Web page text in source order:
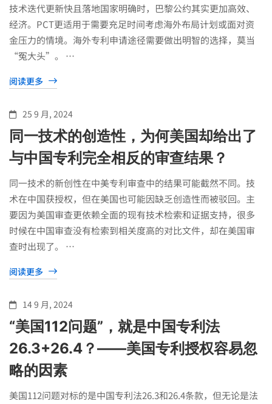
技术迭代更新快且落地国家明确时，巴黎公约其实更加高效、
经济。PCT更适用于需要充足时间考虑海外布局计划或面对资
金压力的情境。海外专利申请途径需要做出明智的选择，莫当
“冤大头”。 …
阅读更多
25 9 月, 2024
同一技术的创造性，为何美国却给出了
与中国专利完全相反的审查结果？
同一技术的新创性在中美专利审查中的结果可能截然不同。技
术在中国获授权，但在美国也可能因缺乏创造性而被驳回。主
要因为美国审查更依赖全面的现有技术检索和证据支持，很多
时候在中国审查没有检索到相关度高的对比文件，却在美国审
查时出现了。 …
阅读更多
14 9 月, 2024
“美国112问题”，就是中国专利法
26.3+26.4？——美国专利授权容易忽
略的因素
美国112问题对标的是中国专利法26.3和26.4条款，但无论是法